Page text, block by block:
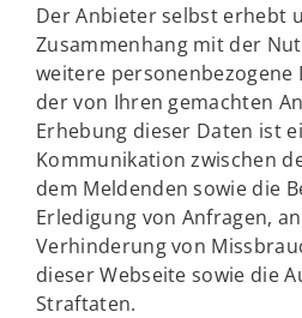
Der Anbieter selbst erhebt
Zusammenhang mit der
weitere personenbezogene
der von Ihren gemachten
Erhebung dieser Daten ist
Kommunikation zwischen
dem Meldenden sowie die
Erledigung von Anfragen,
Verhinderung von
dieser Webseite sowie die
Straftaten.